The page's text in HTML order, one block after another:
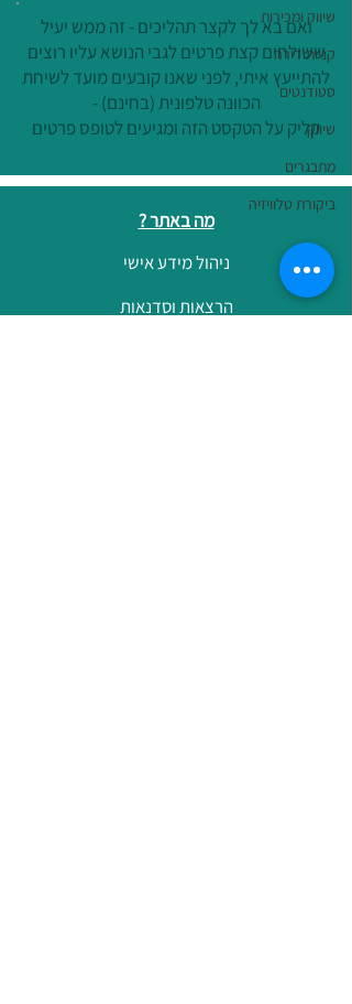
שיווק ומכירות
קניית דירה
סטודנטים
שיווק
מתבגרים
ביקורת טלוויזיה
ואם בא לך לקצר תהליכים - זה ממש יעיל
ששולחים קצת פרטים לגבי הנושא עליו רוצים
להתייעץ איתי, לפני שאנו קובעים מועד לשיחת
הכוונה טלפונית (בחינם) -
קליק על הטקסט הזה ומגיעים לטופס פרטים
מה באתר ?
ניהול מידע אישי
הרצאות וסדנאות